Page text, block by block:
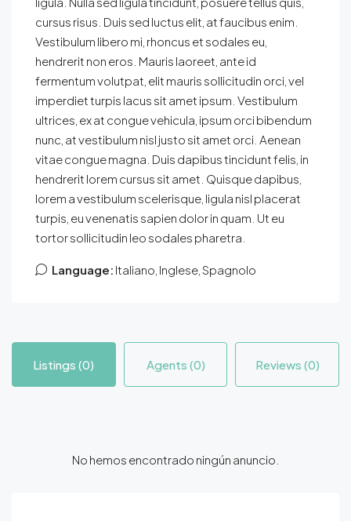
cursus risus. Duis sed luctus elit, at faucibus enim.
Vestibulum libero mi, rhoncus et sodales eu,
hendrerit non eros. Mauris laoreet, ante id
fermentum volutpat, elit mauris sollicitudin orci, vel
imperdiet turpis lacus sit amet ipsum. Vestibulum
ultrices, ex at congue vehicula, ipsum orci bibendum
nunc, at vestibulum nisl justo sit amet orci. Aenean
vitae congue magna. Duis dapibus tincidunt felis, in
hendrerit lorem cursus sit amet. Quisque dapibus,
lorem a vestibulum scelerisque, ligula nisl placerat
turpis, eu venenatis sapien dolor in quam. Ut eu
tortor sollicitudin leo sodales pharetra.
Language: Italiano, Inglese, Spagnolo
Listings (0) Agents (0) Reviews (0)
No hemos encontrado ningún anuncio.